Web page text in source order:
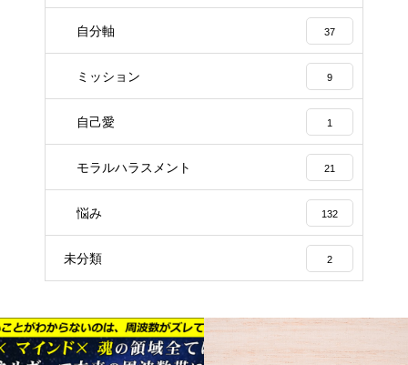
自分軸 37
ミッション 9
自己愛 1
モラルハラスメント 21
悩み 132
未分類 2